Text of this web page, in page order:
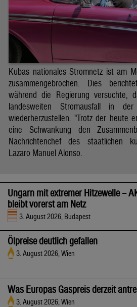
Kubas nationales Stromnetz ist am
zusammengebrochen. Dies
während die Regierung versuchte,
landesweiten Stromausfall in
wiederherzustellen. "Trotz der heute
eine Schwankung den
Nachrichtenchef des staatlichen
Lazaro Manuel Alonso.
Ungarn mit extremer Hitzewelle –
bleibt vorerst am Netz
3. August 2026, Budapest
Ölpreise deutlich gefallen
3. August 2026, Wien
Was Europas Gaspreis derzeit
3. August 2026, Wien